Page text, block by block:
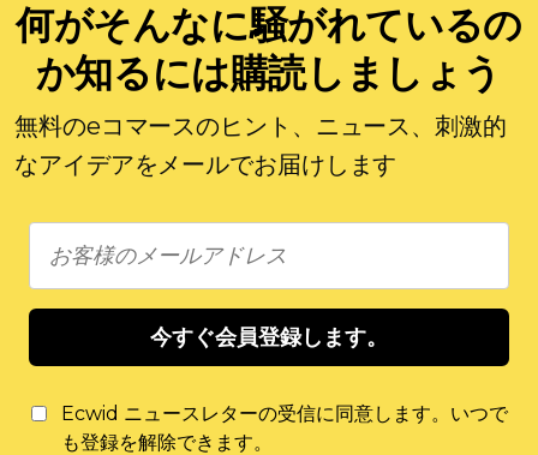
何がそんなに騒がれているの
か知るには購読しましょう
無料のeコマースのヒント、ニュース、刺激的
なアイデアをメールでお届けします
今すぐ会員登録します。
Ecwid ニュースレターの受信に同意します。いつで
も登録を解除できます。